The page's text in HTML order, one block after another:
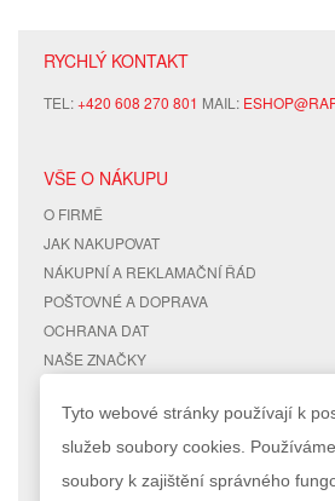
RYCHLÝ KONTAKT
TEL:+420 608 270 801 MAIL:
VŠE O NÁKUPU
O FIRMĚ
JAK NAKUPOVAT
NÁKUPNÍ A REKLAMAČNÍ ŘÁD
POŠTOVNÉ A DOPRAVA
OCHRANA DAT
NAŠE ZNAČKY
RYCHLÉ ODKAZY
MAPA STRÁNEK
ÚČET
MŮJ
Tyto webové stránky používají k
služeb soubory cookies.
soubory k zajištění správného